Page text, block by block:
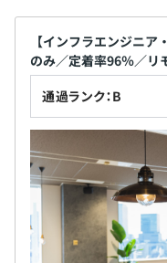
【インフラエンジニ
のみ／定着率96％／リ
通過ランク：B